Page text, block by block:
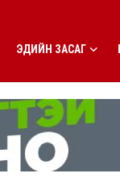
ЭДИЙН ЗАСАГ